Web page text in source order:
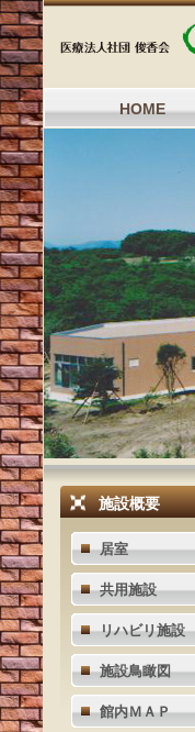
HOME
施設概要
居室
共用施設
リハビリ施設
施設鳥瞰図
館内ＭＡＰ